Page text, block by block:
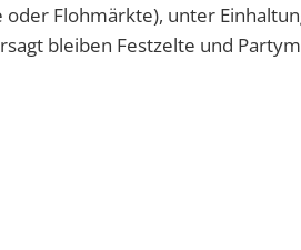
Flohmärkte), unter
bleiben Festzelte und